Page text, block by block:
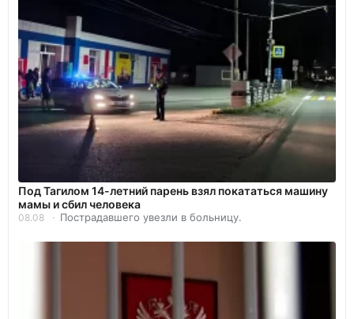
Под Тагилом 14-летний парень взял покататься машину
мамы и сбил человека
08.08 Пострадавшего увезли в больницу.